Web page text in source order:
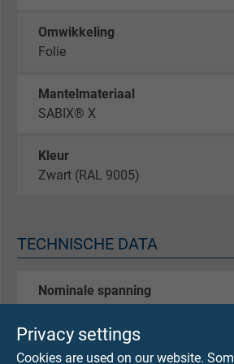
Privacy settings
Cookies are used on our website.
Omwikkeling
Folie
Mantelmateriaal
SABIX® X
Kleur
Zwart (RAL 9005)
TECHNISCHE DATA
Nominale spanning
Testspanning